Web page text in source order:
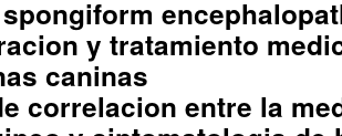
y tratamiento
caninas
correlacion entre la